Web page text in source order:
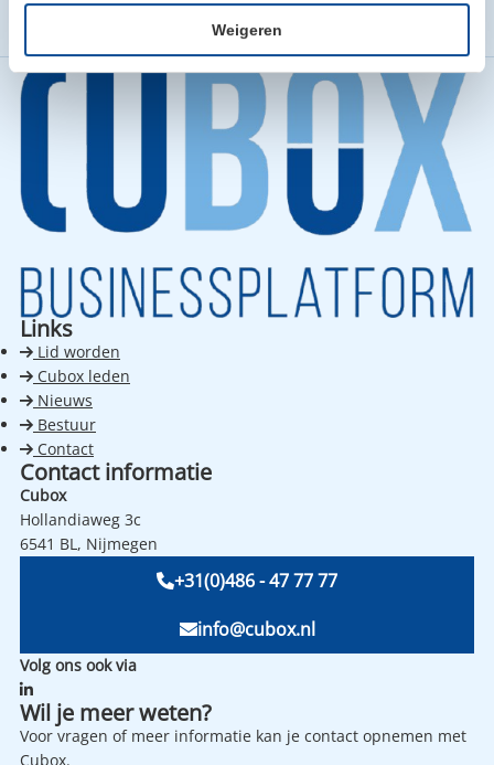
Weigeren
Meulepas & Partners
Meulepas & Partners
Links
Lid worden
Cubox leden
Nieuws
Bestuur
Contact
Contact informatie
Cubox
Hollandiaweg 3c
6541 BL, Nijmegen
+31(0)486 - 47 77 77
info@cubox.nl
Volg ons ook via
Wil je meer weten?
Voor vragen of meer informatie kan je contact opnemen met
Cubox.